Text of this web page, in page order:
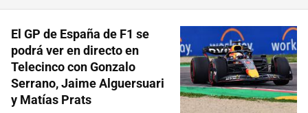
El GP de España de F1 se
podrá ver en directo en
Telecinco con Gonzalo
Serrano, Jaime Alguersuari
y Matías Prats